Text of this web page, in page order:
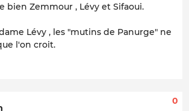
bien Zemmour , Lévy et Sifaoui.
Lévy , les "mutins de Panurge" ne
l'on croit.
0